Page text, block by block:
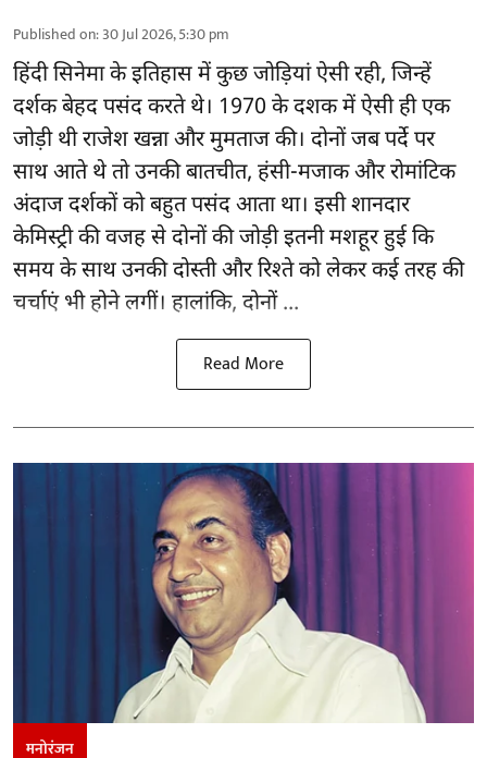
Published on:30 Jul 2026, 5:30 pm
हिंदी सिनेमा के इतिहास में कुछ जोड़ियां ऐसी रही, जिन्हें
दर्शक बेहद पसंद करते थे। 1970 के दशक में ऐसी ही एक
जोड़ी थी राजेश खन्ना और मुमताज की। दोनों जब पर्दे पर
साथ आते थे तो उनकी बातचीत, हंसी-मजाक और रोमांटिक
अंदाज दर्शकों को बहुत पसंद आता था। इसी शानदार
केमिस्ट्री की वजह से दोनों की जोड़ी इतनी मशहूर हुई कि
समय के साथ उनकी दोस्ती और रिश्ते को लेकर कई तरह की
चर्चाएं भी होने लगीं। हालांकि, दोनों ...
Read More
मनोरंजन